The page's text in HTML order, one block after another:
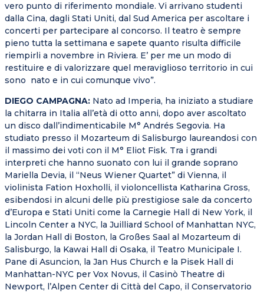
vero punto di riferimento mondiale. Vi arrivano studenti
dalla Cina, dagli Stati Uniti, dal Sud America per ascoltare i
concerti per partecipare al concorso. Il teatro è sempre
pieno tutta la settimana e sapete quanto risulta difficile
riempirli a novembre in Riviera. E’ per me un modo di
restituire e di valorizzare quel meraviglioso territorio in cui
sono nato e in cui comunque vivo”.
DIEGO CAMPAGNA: Nato ad Imperia, ha iniziato a studiare
la chitarra in Italia all’età di otto anni, dopo aver ascoltato
un disco dall’indimenticabile M° Andrés Segovia. Ha
studiato presso il Mozarteum di Salisburgo laureandosi con
il massimo dei voti con il M° Eliot Fisk. Tra i grandi
interpreti che hanno suonato con lui il grande soprano
Mariella Devia, il “Neus Wiener Quartet” di Vienna, il
violinista Fation Hoxholli, il violoncellista Katharina Gross,
esibendosi in alcuni delle più prestigiose sale da concerto
d’Europa e Stati Uniti come la Carnegie Hall di New York, il
Lincoln Center a NYC, la Juilliard School of Manhattan NYC,
la Jordan Hall di Boston, la Großes Saal al Mozarteum di
Salisburgo, la Kawai Hall di Osaka, il Teatro Municipale I.
Pane di Asuncion, la Jan Hus Church e la Pisek Hall di
Manhattan-NYC per Vox Novus, il Casinò Theatre di
Newport, l’Alpen Center di Città del Capo, il Conservatorio